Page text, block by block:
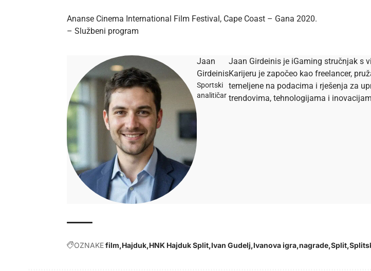
Ananse Cinema International Film Festival, Cape Coast – Gana 2020.
– Službeni program
Jaan
Girdeinis
Sportski
analitičar
Jaan Girdeinis je iGaming stručnjak s
Karijeru je započeo kao freelancer,
temeljene na podacima i rješenja za
trendovima, tehnologijama i
OZNAKEfilm Hajduk HNK Hajduk Split Ivan Gudelj Ivanova igra nagrade Split